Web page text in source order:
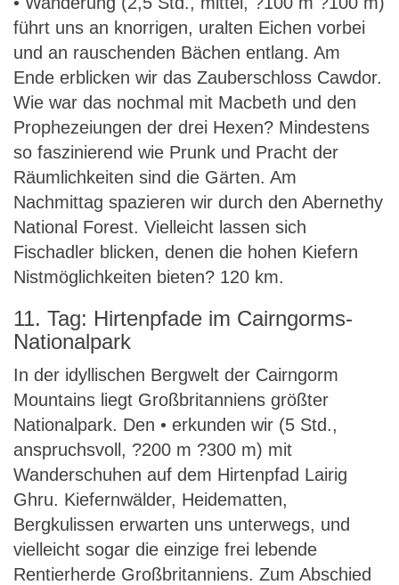
führt uns an knorrigen, uralten Eichen vorbei
und an rauschenden Bächen entlang. Am
Ende erblicken wir das Zauberschloss Cawdor.
Wie war das nochmal mit Macbeth und den
Prophezeiungen der drei Hexen? Mindestens
so faszinierend wie Prunk und Pracht der
Räumlichkeiten sind die Gärten. Am
Nachmittag spazieren wir durch den Abernethy
National Forest. Vielleicht lassen sich
Fischadler blicken, denen die hohen Kiefern
Nistmöglichkeiten bieten? 120 km.
11. Tag: Hirtenpfade im Cairngorms-
Nationalpark
In der idyllischen Bergwelt der Cairngorm
Mountains liegt Großbritanniens größter
Nationalpark. Den • erkunden wir (5 Std.,
anspruchsvoll, ?200 m ?300 m) mit
Wanderschuhen auf dem Hirtenpfad Lairig
Ghru. Kiefernwälder, Heidematten,
Bergkulissen erwarten uns unterwegs, und
vielleicht sogar die einzige frei lebende
Rentierherde Großbritanniens. Zum Abschied